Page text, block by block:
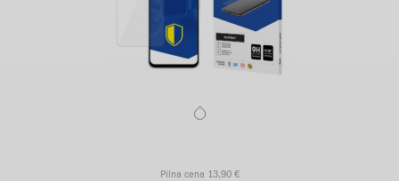
Pilna cena 13,90 €